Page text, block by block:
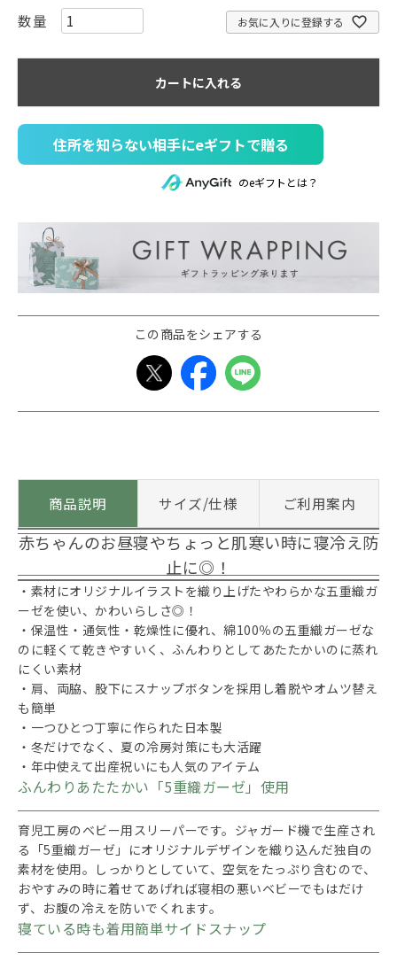
お気に入りに登録する
カートに入れる
住所を知らない相手にeギフトで贈る
のeギフトとは？
この商品をシェアする
商品説明 サイズ/仕様 ご利用案内
赤ちゃんのお昼寝やちょっと肌寒い時に寝冷え防
止に◎！
・素材にオリジナルイラストを織り上げたやわらかな五重織ガ
ーゼを使い、かわいらしさ◎！
・保温性・通気性・乾燥性に優れ、綿100％の五重織ガーゼな
のに軽くて乾きやすいく、ふんわりとしてあたたかいのに蒸れ
にくい素材
・肩、両脇、股下にスナップボタンを採用し着脱やオムツ替え
も簡単
・一つひとつ丁寧に作られた日本製
・冬だけでなく、夏の冷房対策にも大活躍
・年中使えて出産祝いにも人気のアイテム
ふんわりあたたかい「5重織ガーゼ」使用
育児工房のベビー用スリーパーです。ジャガード機で生産され
る「5重織ガーゼ」にオリジナルデザインを織り込んだ独自の
素材を使用。しっかりとしていて、空気をたっぷり含むので、
おやすみの時に着せてあげれば寝相の悪いベビーでもはだけ
ず、お腹の冷えを防いでくれます。
寝ている時も着用簡単サイドスナップ